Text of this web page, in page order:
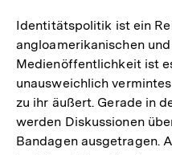
Identitätspolitik ist ein
angloamerikanischen
Medienöffentlichkeit ist
unausweichlich
zu ihr äußert. Gerade in
werden Diskussionen
Bandagen ausgetragen.